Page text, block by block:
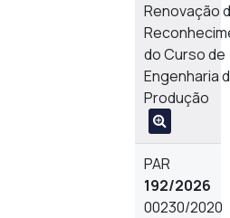
Renovação
do Curso de
Engenharia
Produção
PAR
192/2026
00230/2020